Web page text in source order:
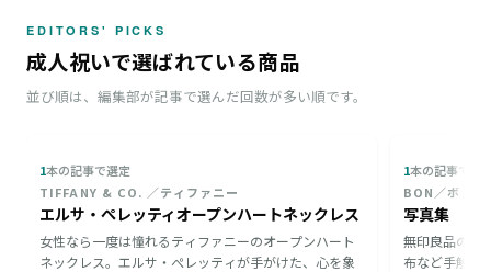
EDITORS' PICKS
成人祝いで選ばれている商品
並び順は、編集部が記事で選んだ回数が多い順です。
1本の記事で選定
TIFFANY & CO. ／ティファニー
エルサ・ぺレッティオープンハートネックレス
女性なら一度は憧れるティファニーのオープンハート
ネックレス。エルサ・ぺレッティが手がけた、心を象
1本の記事で選
BON／ボン
写真集
無印良品のフ
布など手触り